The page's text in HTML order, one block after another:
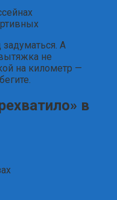
А
не
на километр —
в